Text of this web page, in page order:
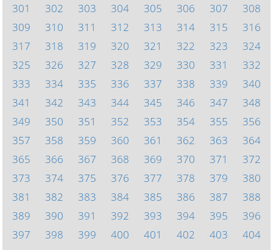
301
302 303 304 305 306 307
308
309
310 311 312 313 314 315
316
317
318 319 320 321 322 323
324
325
326 327 328 329 330 331
332
333
334 335 336 337 338 339
340
341
342 343 344 345 346 347
348
349
350 351 352 353 354 355
356
357
358 359 360 361 362 363
364
365
366 367 368 369 370 371
372
373
374 375 376 377 378 379
380
381
382 383 384 385 386 387
388
389
390 391 392 393 394 395
396
397
398 399 400 401 402 403
404